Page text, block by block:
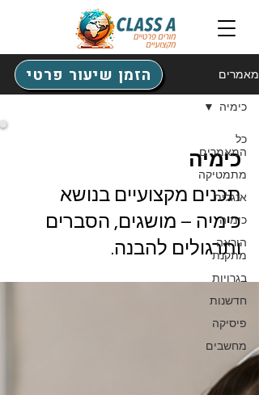
מאמרים
כל
המאמרים
מתמטיקה
אנגלית
כימיה
הוראה
מתקנת
בגרויות
חדשנות
פיסיקה
מחשבים
כימיה
כימיה
תכנים מקצועיים בנושא
כימיה – מושגים, הסברים
ותרגולים להבנה.
הזמן שיעור פרטי